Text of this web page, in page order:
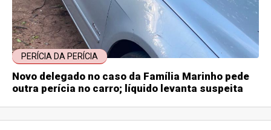
PERÍCIA DA PERÍCIA
Novo delegado no caso da Família Marinho pede
outra perícia no carro; líquido levanta suspeita